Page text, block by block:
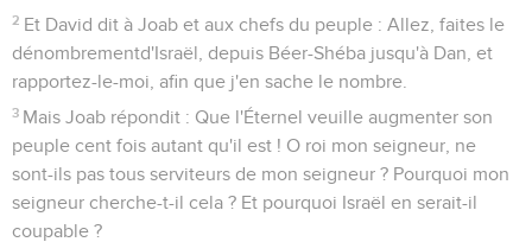
2 Et David dit à Joab et aux chefs du peuple : Allez, faites le
dénombrementd'Israël, depuis Béer-Shéba jusqu'à Dan, et
rapportez-le-moi, afin que j'en sache le nombre.
3 Mais Joab répondit : Que l'Éternel veuille augmenter son
peuple cent fois autant qu'il est ! O roi mon seigneur, ne
sont-ils pas tous serviteurs de mon seigneur ? Pourquoi mon
seigneur cherche-t-il cela ? Et pourquoi Israël en serait-il
coupable ?